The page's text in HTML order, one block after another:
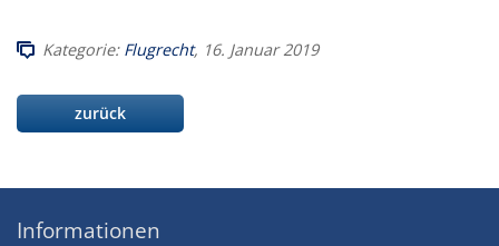
Kategorie: Flugrecht, 16. Januar 2019
zurück
Informationen